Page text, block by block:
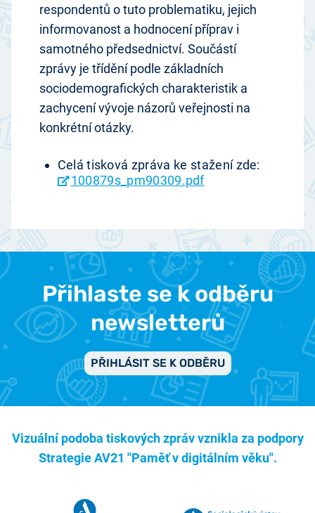
respondentů o tuto problematiku, jejich
informovanost a hodnocení příprav i
samotného předsednictví. Součástí
zprávy je třídění podle základních
sociodemografických charakteristik a
zachycení vývoje názorů veřejnosti na
konkrétní otázky.
Celá tisková zpráva ke stažení zde:
100879s_pm90309.pdf
Přihlaste se k odběru
newsletterů
PŘIHLÁSIT SE K ODBĚRU
Vizuální podoba tiskových zpráv vznikla za podpory
Strategie AV21 "Paměť v digitálním věku".